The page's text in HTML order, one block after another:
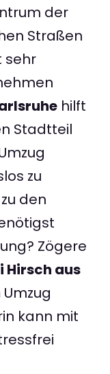
der
Straßen
sehr
hilft
Stadtteil
zu
den
Zögere
Hirsch aus
kann mit